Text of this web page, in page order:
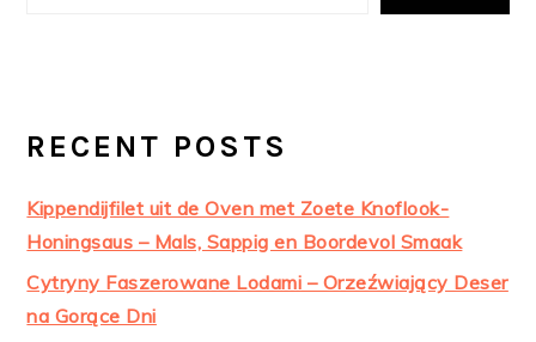
RECENT POSTS
Kippendijfilet uit de Oven met Zoete Knoflook-
Honingsaus – Mals, Sappig en Boordevol Smaak
Cytryny Faszerowane Lodami – Orzeźwiający Deser
na Gorące Dni